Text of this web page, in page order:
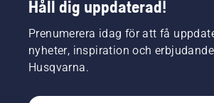
Håll dig uppdaterad!
Prenumerera idag för att få
nyheter, inspiration och
Husqvarna.